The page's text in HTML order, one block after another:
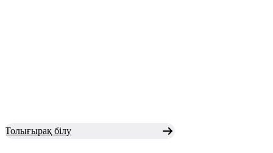
Толығырақ білу